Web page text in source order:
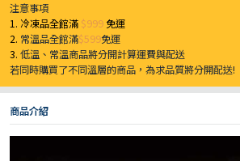
注意事項
1. 冷凍品全館滿 $999免運
2. 常溫品全館滿$599免運
3.低溫、常溫商品將分開計算運費與配送
若同時購買了不同溫層的商品，為求品質將分開配送!
商品介紹